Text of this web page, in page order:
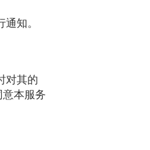
知。
对其的
本服务